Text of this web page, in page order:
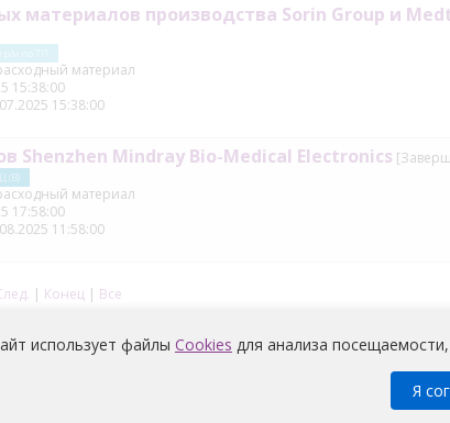
| Конец | Все
материалов производства Sorin Group и
материал
15:38:00
15:38:00
Shenzhen Mindray Bio-Medical Electronics
(В)
материал
17:58:00
11:58:00
использует файлы Cookies для анализа
Я